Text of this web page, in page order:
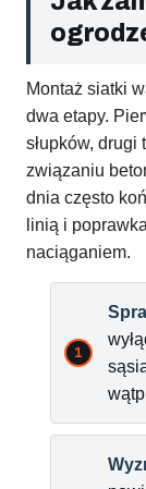
Montaż siatki
dwa etapy.
słupków, drugi
związaniu
dnia często
linią i
naciąganiem.